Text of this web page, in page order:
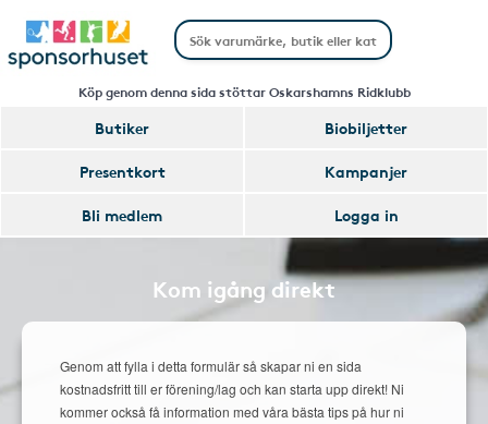
Köp genom denna sida stöttar Oskarshamns Ridklubb
Butiker
Biobiljetter
Presentkort
Kampanjer
Bli medlem
Logga in
Kom igång direkt
Genom att fylla i detta formulär så skapar ni en sida
kostnadsfritt till er förening/lag och kan starta upp direkt! Ni
kommer också få information med våra bästa tips på hur ni